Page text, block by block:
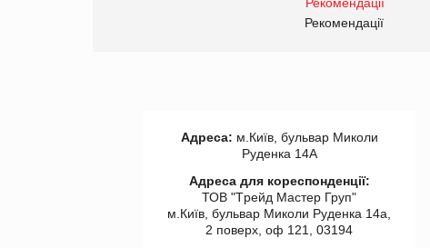
Рекомендації
Адреса: м.Київ, бульвар Миколи
Руденка 14А
Адреса для кореспонденції:
ТОВ "Tрейд Мастер Груп"
м.Київ, бульвар Миколи Руденка 14а,
2 поверх, оф 121, 03194